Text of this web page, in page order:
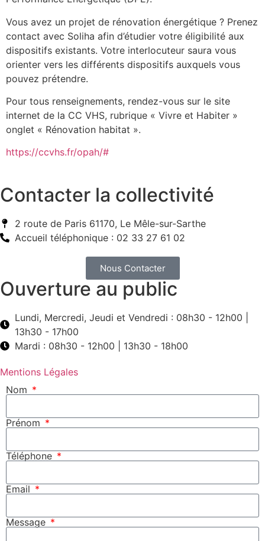
Vous avez un projet de rénovation énergétique ? Prenez
contact avec Soliha afin d’étudier votre éligibilité aux
dispositifs existants. Votre interlocuteur saura vous
orienter vers les différents dispositifs auxquels vous
pouvez prétendre.
Pour tous renseignements, rendez-vous sur le site
internet de la CC VHS, rubrique « Vivre et Habiter »
onglet « Rénovation habitat ».
https://ccvhs.fr/opah/#
Contacter la collectivité
2 route de Paris 61170, Le Mêle-sur-Sarthe
Accueil téléphonique : 02 33 27 61 02
Nous Contacter
Ouverture au public
Lundi, Mercredi, Jeudi et Vendredi : 08h30 - 12h00 |
13h30 - 17h00
Mardi : 08h30 - 12h00 | 13h30 - 18h00
Mentions Légales
Nom
Prénom
Téléphone
Email
Message